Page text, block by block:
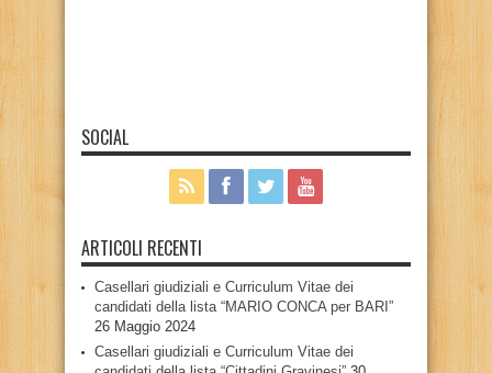
SOCIAL
ARTICOLI RECENTI
Casellari giudiziali e Curriculum Vitae dei
candidati della lista “MARIO CONCA per BARI”
26 Maggio 2024
Casellari giudiziali e Curriculum Vitae dei